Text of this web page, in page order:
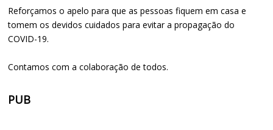
Reforçamos o apelo para que as pessoas fiquem em casa e
tomem os devidos cuidados para evitar a propagação do
COVID-19.
Contamos com a colaboração de todos.
PUB